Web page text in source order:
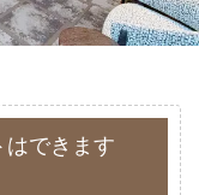
はできます